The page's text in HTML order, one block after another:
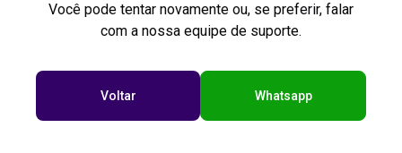
Você pode tentar novamente ou, se preferir, falar
com a nossa equipe de suporte.
Voltar Whatsapp